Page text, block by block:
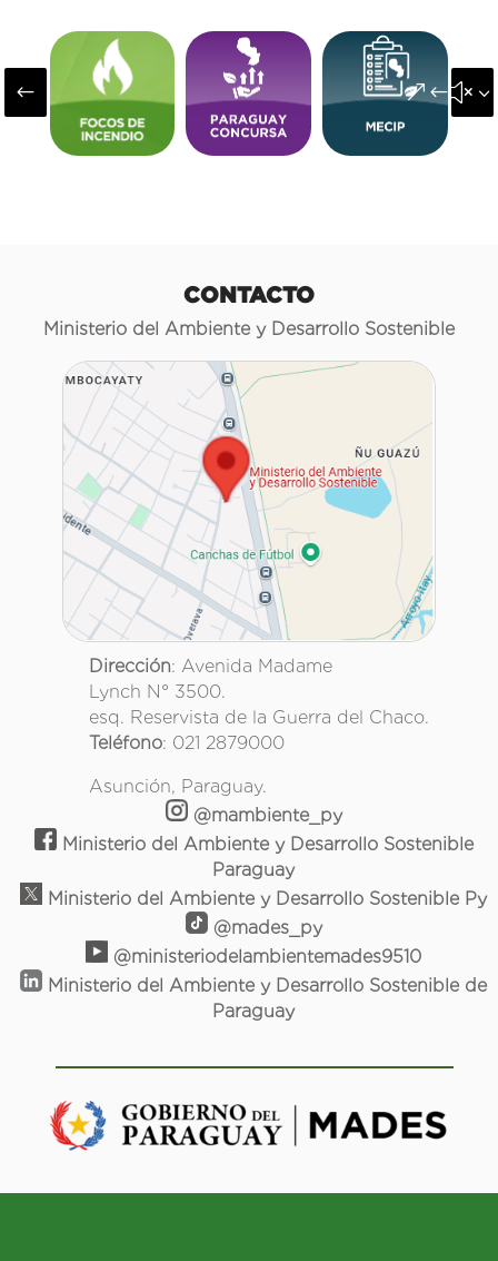
#
CONTACTO
Ministerio del Ambiente y Desarrollo Sostenible
Dirección: Avenida Madame
Lynch N° 3500.
esq. Reservista de la Guerra del Chaco.
Teléfono: 021 2879000
Asunción, Paraguay.
@mambiente_py
Ministerio del Ambiente y Desarrollo Sostenible
Paraguay
Ministerio del Ambiente y Desarrollo Sostenible Py
@mades_py
@ministeriodelambientemades9510
Ministerio del Ambiente y Desarrollo Sostenible de
Paraguay